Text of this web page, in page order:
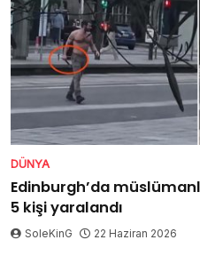
DÜNYA
Edinburgh’da
5 kişi yaralandı
SoleKinG 22 Haziran 2026